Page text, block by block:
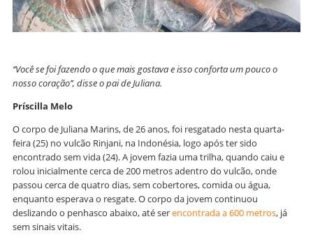
‘‘Você se foi fazendo o que mais gostava e isso conforta um pouco o
nosso coração’’, disse o pai de Juliana.
Príscilla Melo
O corpo de Juliana Marins, de 26 anos, foi resgatado nesta quarta-
feira (25) no vulcão Rinjani, na Indonésia, logo após ter sido
encontrado sem vida (24). A jovem fazia uma trilha, quando caiu e
rolou inicialmente cerca de 200 metros adentro do vulcão, onde
passou cerca de quatro dias, sem cobertores, comida ou água,
enquanto esperava o resgate. O corpo da jovem continuou
deslizando o penhasco abaixo, até serencontrada a 600 metros, já
sem sinais vitais.